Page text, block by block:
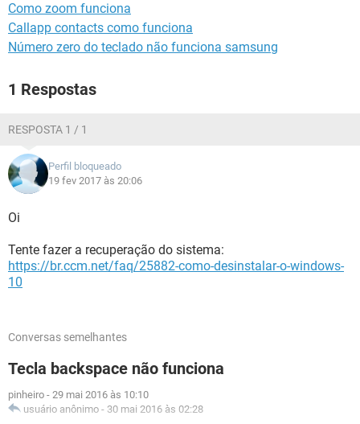
Como zoom funciona
Callapp contacts como funciona
Número zero do teclado não funciona samsung
1 Respostas
RESPOSTA 1 / 1
Perfil bloqueado
19 fev 2017 às 20:06
Oi
Tente fazer a recuperação do sistema:
https://br.ccm.net/faq/25882-como-desinstalar-o-windows-
10
Conversas semelhantes
Tecla backspace não funciona
pinheiro - 29 mai 2016 às 10:10
usuário anônimo - 30 mai 2016 às 02:28